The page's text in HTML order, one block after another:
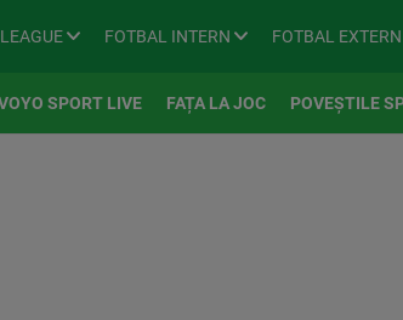
FOTBAL INTERN FOTBAL
SPORT LIVE FAȚA LA JOC POVEȘTILE